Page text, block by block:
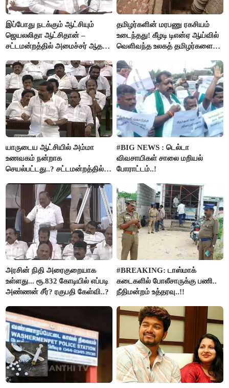
இப்போது நடக்கும் ஆட்சியும்
ஜெயலலிதா ஆட்சிதான் –
சட்டமன்றத்தில் அமைச்சர் ஆதவ்
தமிழர்களின் மரபணு ரகசியம்
உடைந்தது! கீழடி டிஎன்ஏ ஆய்வில்
வெளிவந்த உலகத் தமிழர்களை
யாருடைய ஆட்சியில் அம்மா
உணவகம் நன்றாக
செயல்பட்டது..? சட்டமன்றத்தில்
#BIG NEWS : டெல்டா
விவசாயிகள் சாலை மறியல்
போராட்டம்..!
அரசின் நிதி அரைகுறையாக
உள்ளது... ரூ.832 கோடியில் எப்படி
அண்ணன் சீர்? ரகுபதி கேள்வி..?
#BREAKING: டாஸ்மாக்
கடைகளில் போலீசாருக்கு பணி..
நீதிமன்றம் உத்தரவு..!!